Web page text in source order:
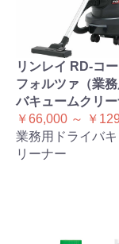
リンレイ RD-コ
フォルツァ（業
バキュームクリー
￥66,000 ～ ￥
業務用ドライバキ
リーナー